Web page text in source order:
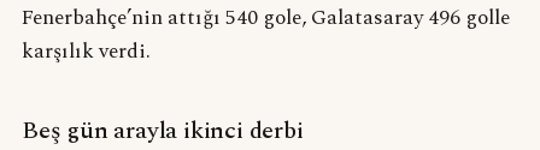
Fenerbahçe’nin attığı 540 gole, Galatasaray 496 golle
karşılık verdi.
Beş gün arayla ikinci derbi